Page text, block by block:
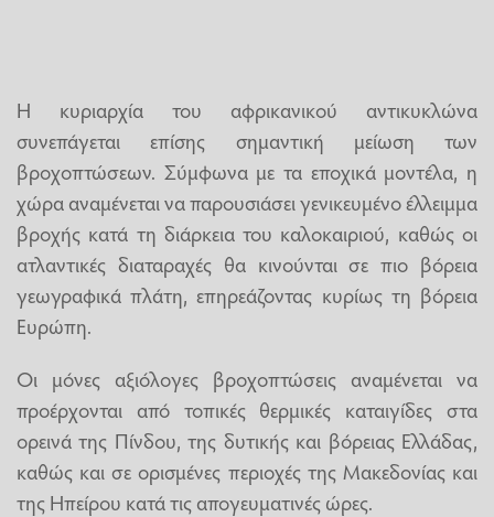
Η κυριαρχία του αφρικανικού αντικυκλώνα
συνεπάγεται επίσης σημαντική μείωση των
βροχοπτώσεων. Σύμφωνα με τα εποχικά μοντέλα, η
χώρα αναμένεται να παρουσιάσει γενικευμένο έλλειμμα
βροχής κατά τη διάρκεια του καλοκαιριού, καθώς οι
ατλαντικές διαταραχές θα κινούνται σε πιο βόρεια
γεωγραφικά πλάτη, επηρεάζοντας κυρίως τη βόρεια
Ευρώπη.
Οι μόνες αξιόλογες βροχοπτώσεις αναμένεται να
προέρχονται από τοπικές θερμικές καταιγίδες στα
ορεινά της Πίνδου, της δυτικής και βόρειας Ελλάδας,
καθώς και σε ορισμένες περιοχές της Μακεδονίας και
της Ηπείρου κατά τις απογευματινές ώρες.